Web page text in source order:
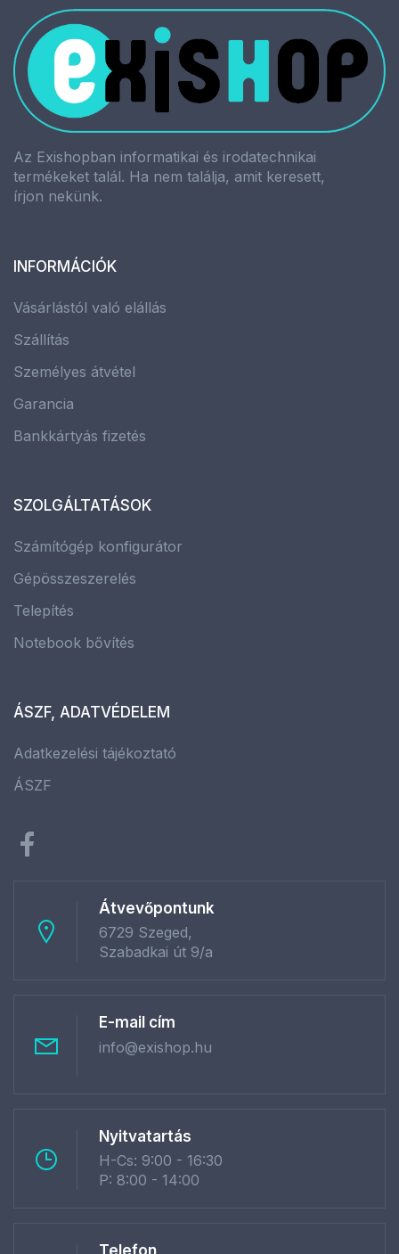
Az Exishopban informatikai és irodatechnikai
termékeket talál. Ha nem találja, amit keresett,
írjon nekünk.
INFORMÁCIÓK
Vásárlástól való elállás
Szállítás
Személyes átvétel
Garancia
Bankkártyás fizetés
SZOLGÁLTATÁSOK
Számítógép konfigurátor
Gépösszeszerelés
Telepítés
Notebook bővítés
ÁSZF, ADATVÉDELEM
Adatkezelési tájékoztató
ÁSZF
Átvevőpontunk
6729 Szeged,
Szabadkai út 9/a
E-mail cím
info@exishop.hu
Nyitvatartás
H-Cs: 9:00 - 16:30
P: 8:00 - 14:00
Telefon